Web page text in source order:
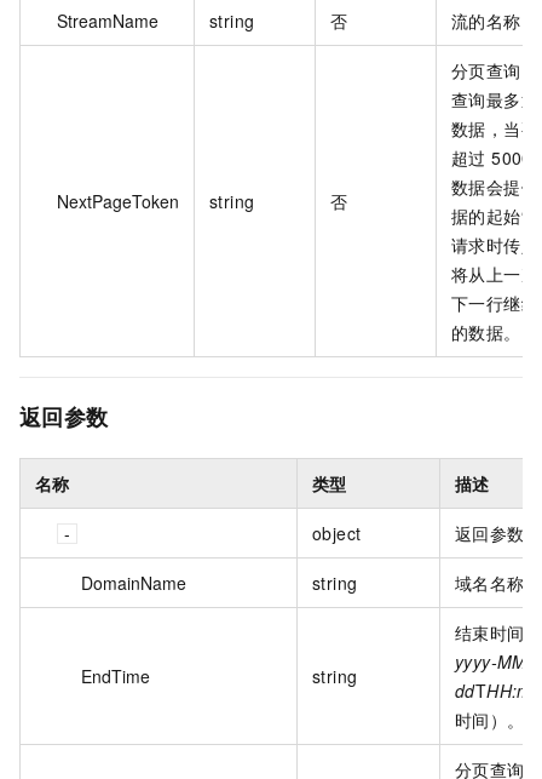
StreamName string 否 流的名称。
NextPageToken string 否
分页查询
查询最多
数据，当
超过 5000
数据会提
据的起始
请求时传
将从上一
下一行继
的数据。
返回参数
名称 类型 描述
object 返回参数。
DomainName string 域名名称。
EndTime string
结束时间
yyyy-MM-
ddT
时间）。
分页查询